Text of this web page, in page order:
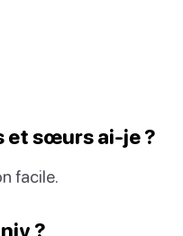
et sœurs ai-je ?
facile.
?